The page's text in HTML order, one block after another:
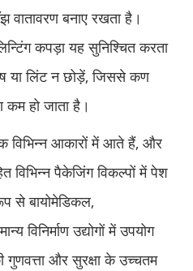
बनाए रखता है।
कपड़ा यह सुनिश्चित करता
या लिंट न छोड़ें, जिससे कण
हो जाता है।
विभिन्न आकारों में आते हैं, और
विभिन्न पैकेजिंग विकल्पों में पेश
से बायोमेडिकल,
विनिर्माण उद्योगों में उपयोग
गुणवत्ता और सुरक्षा के उच्चतम